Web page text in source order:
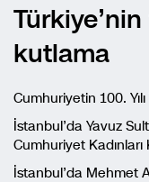
kutlama
Cumhuriyetin 100.
İstanbul’da Yavuz
Cumhuriyet
İstanbul’da Mehmet